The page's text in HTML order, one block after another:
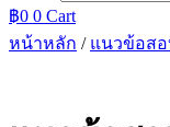
฿0 0 Cart
หน้าหลัก / แนวข้อส